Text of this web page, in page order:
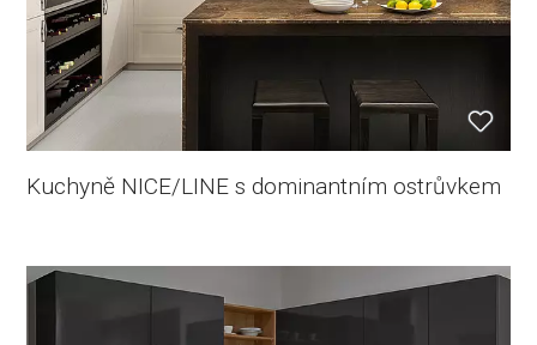
Kuchyně NICE/LINE s dominantním ostrůvkem